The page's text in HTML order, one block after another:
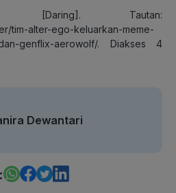
[Daring]. Tautan:
tim-alter-ego-keluarkan-meme-
dan-genflix-aerowolf/. Diakses 4
Dewantari